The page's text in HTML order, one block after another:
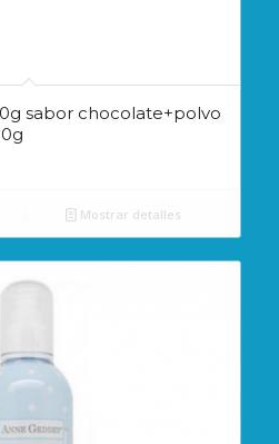
sabor chocolate+polvo
Mostrar detalles